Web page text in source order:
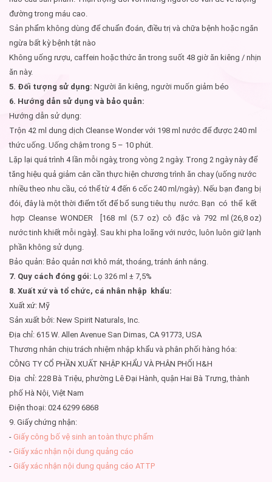
đường trong máu cao.
Sản phẩm không dùng để chuẩn đoán, điều trị và chữa bệnh hoặc ngăn
ngừa bất kỳ bệnh tật nào
Không uống rượu, caffein hoặc thức ăn trong suốt 48 giờ ăn kiêng / nhịn
ăn này.
5. Đối tượng sử dụng: Người ăn kiêng, người muốn giảm béo
6. Hướng dẫn sử dụng và bảo quản:
Hướng dẫn sử dụng:
Trộn 42 ml dung dịch Cleanse Wonder với 198 ml nước để được 240 ml
thức uống. Uống chậm trong 5 – 10 phút.
Lặp lại quá trình 4 lần mỗi ngày, trong vòng 2 ngày. Trong 2 ngày này để
tăng hiệu quả giảm cân cần thực hiện chương trình ăn chay (uống nước
nhiều theo nhu cầu, có thể từ 4 đến 6 cốc 240 ml/ngày). Nếu bạn đang bị
đói, đây là một thời điểm tốt để bổ sung tiêu thụ nước. Bạn có thể kết
hợp Cleanse WONDER [168 ml (5.7 oz) cô đặc và 792 ml (26,8 oz)
nước tinh khiết mỗi ngày]. Sau khi pha loãng với nước, luôn luôn giữ lạnh
phần không sử dụng.
Bảo quản: Bảo quản nơi khô mát, thoáng, tránh ánh nắng.
7. Quy cách đóng gói: Lọ 326 ml ± 7,5%
8. Xuất xứ và tổ chức, cá nhân nhập khẩu:
Xuất xứ: Mỹ
Sản xuất bởi: New Spirit Naturals, Inc.
Địa chỉ: 615 W. Allen Avenue San Dimas, CA 91773, USA
Thương nhân chịu trách nhiệm nhập khẩu và phân phối hàng hóa:
CÔNG TY CỔ PHẦN XUẤT NHẬP KHẨU VÀ PHÂN PHỐI H&H
Địa chỉ: 228 Bà Triệu, phường Lê Đại Hành, quận Hai Bà Trưng, thành
phố Hà Nội, Việt Nam
Điện thoại: 024 6299 6868
9. Giấy chứng nhận:
- Giấy công bố vệ sinh an toàn thực phẩm
- Giấy xác nhận nội dung quảng cáo
- Giấy xác nhận nội dung quảng cáo ATTP